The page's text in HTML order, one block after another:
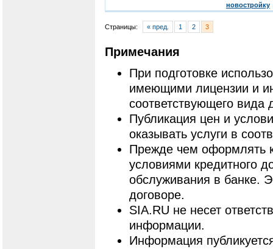
новостройку
Страницы: « пред. 1 2 3
Примечания
При подготовке
имеющими лицензии и
соответствующего вида
Публикация цен и
оказывать услуги в
Прежде чем оформлять
условиями кредитного
обслуживания в банке.
договоре.
SIA.RU не несет
информации.
Информация